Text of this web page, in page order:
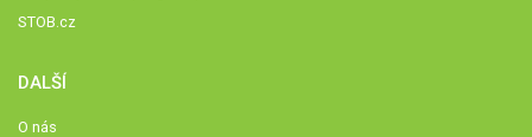
STOB.cz
DALŠÍ
O nás